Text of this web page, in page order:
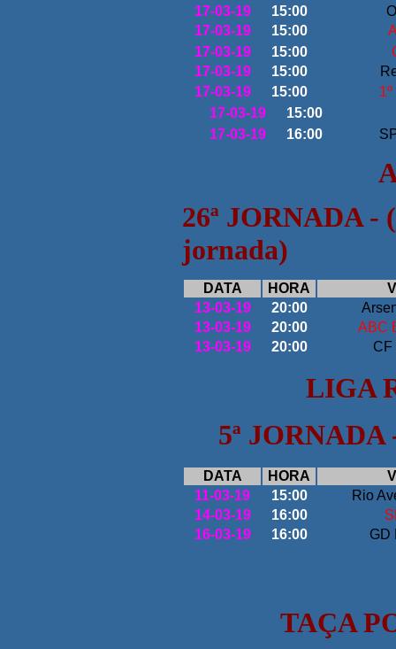
17-03-19
15:00
17-03-19
15:00
17-03-19
15:00
17-03-19
15:00
17-03-19
15:00
17-03-19
15:00
17-03-19
16:00
26ª JORNADA -
jornada)
DATA HORA
13-03-19
20:00
13-03-19
20:00
ABC
13-03-19
20:00 CF
LIGA
5ª JORNADA
DATA HORA
11-03-19
15:00
Rio
14-03-19
16:00
16-03-19
16:00 GD
TAÇA